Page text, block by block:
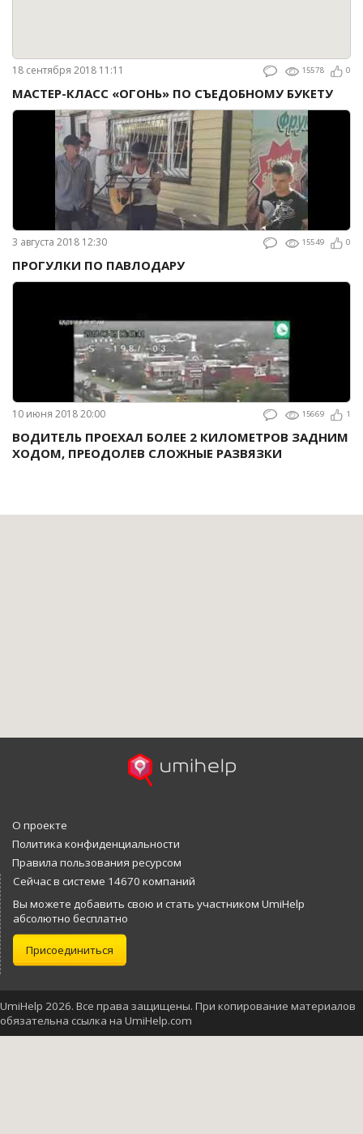
18 сентября 2018 11:11 15578 0
МАСТЕР-КЛАСС «ОГОНЬ» ПО СЪЕДОБНОМУ БУКЕТУ
3 августа 2018 12:30 15549 0
ПРОГУЛКИ ПО ПАВЛОДАРУ
10 июня 2018 20:00 15669 1
ВОДИТЕЛЬ ПРОЕХАЛ БОЛЕЕ 2 КИЛОМЕТРОВ ЗАДНИМ
ХОДОМ, ПРЕОДОЛЕВ СЛОЖНЫЕ РАЗВЯЗКИ
О проекте
Политика конфиденциальности
Правила пользования ресурсом
Сейчас в системе 14670 компаний
Вы можете добавить свою и стать участником UmiHelp
абсолютно бесплатно
Присоединиться
UmiHelp 2026. Все права защищены. При копирование материалов
обязательна ссылка на UmiHelp.com